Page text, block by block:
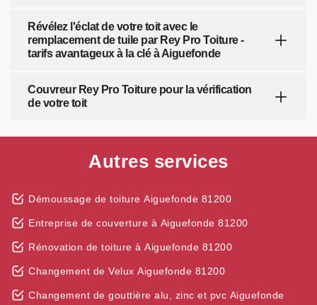
Révélez l'éclat de votre toit avec le
remplacement de tuile par Rey Pro Toiture -
tarifs avantageux à la clé à Aiguefonde
Couvreur Rey Pro Toiture pour la vérification
de votre toit
Autres services
Démoussage de toiture Aiguefonde 81200
Entreprise de couverture à Aiguefonde 81200
Rénovation de toiture à Aiguefonde 81200
Changement de Velux Aiguefonde 81200
Changement de gouttière alu, zinc et pvc Aiguefonde